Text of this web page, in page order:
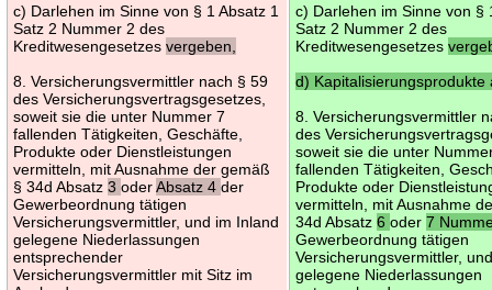
c) Darlehen im Sinne von § 1 Absatz 1
Satz 2 Nummer 2 des
Kreditwesengesetzesvergeben,
8. Versicherungsvermittler nach § 59
des Versicherungsvertragsgesetzes,
soweit sie die unter Nummer 7
fallenden Tätigkeiten, Geschäfte,
Produkte oder Dienstleistungen
vermitteln, mit Ausnahme der gemäß
§ 34d Absatz3oderAbsatz 4der
Gewerbeordnung tätigen
Versicherungsvermittler, und im Inland
gelegene Niederlassungen
entsprechender
Versicherungsvermittler mit Sitz im
c) Darlehen im Sinne von §
Satz 2 Nummer 2 des
Kreditwesengesetzes
d) Kapitalisierungsprodukte
8. Versicherungsvermittler
des
soweit sie die unter
fallenden Tätigkeiten,
Produkte oder
vermitteln, mit Ausnahme
34d Absatz6oder7
Gewerbeordnung tätigen
Versicherungsvermittler,
gelegene Niederlassungen